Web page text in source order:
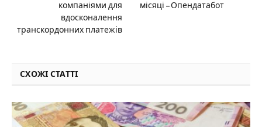
компаніями для
вдосконалення
транскордонних платежів
місяці – Опендатабот
СХОЖІ СТАТТІ